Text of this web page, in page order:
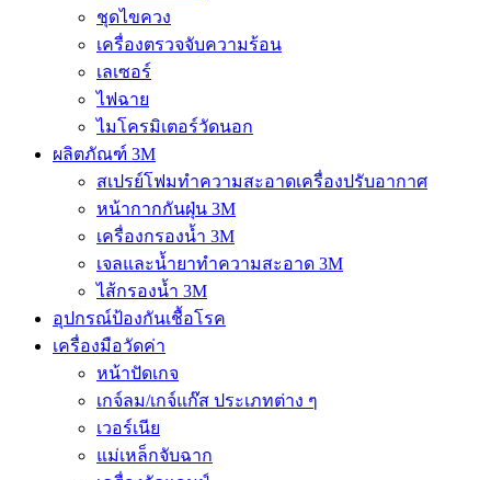
ชุดไขควง
เครื่องตรวจจับความร้อน
เลเซอร์
ไฟฉาย
ไมโครมิเตอร์วัดนอก
ผลิตภัณฑ์ 3M
สเปรย์โฟมทำความสะอาดเครื่องปรับอากาศ
หน้ากากกันฝุ่น 3M
เครื่องกรองน้ำ 3M
เจลและน้ำยาทำความสะอาด 3M
ไส้กรองน้ำ 3M
อุปกรณ์ป้องกันเชื้อโรค
เครื่องมือวัดค่า
หน้าปัดเกจ
เกจ์ลม/เกจ์แก๊ส ประเภทต่าง ๆ
เวอร์เนีย
แม่เหล็กจับฉาก